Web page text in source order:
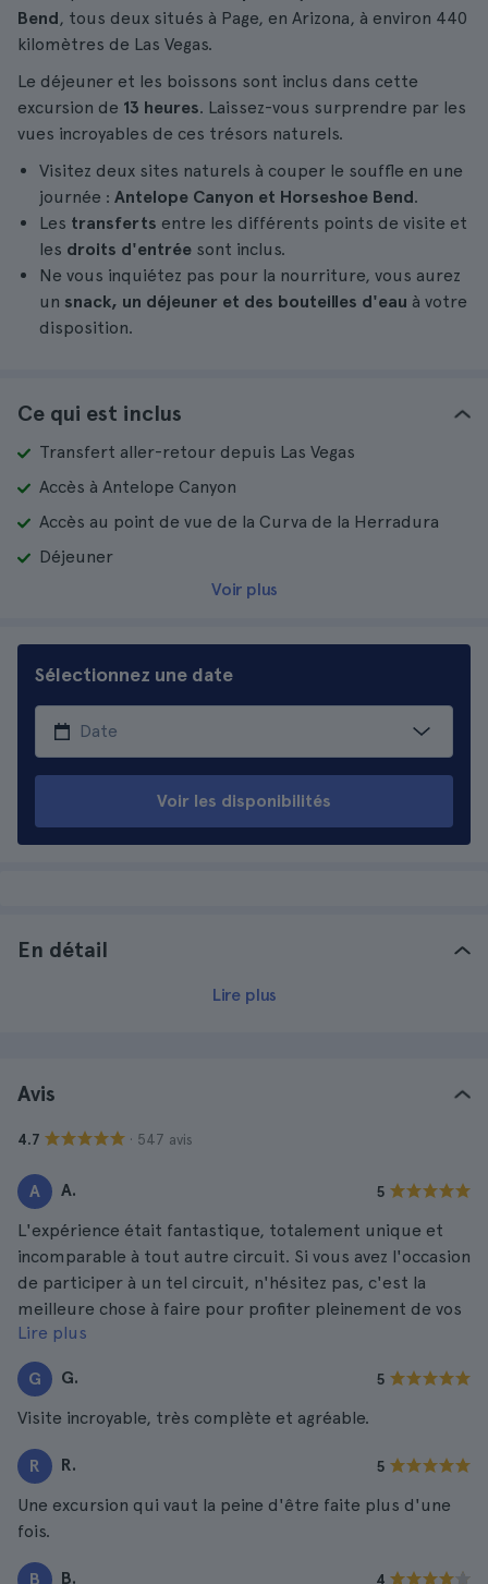
Bend, tous deux situés à Page, en Arizona, à environ 440
kilomètres de Las Vegas.
Le déjeuner et les boissons sont inclus dans cette
excursion de 13 heures. Laissez-vous surprendre par les
vues incroyables de ces trésors naturels.
Visitez deux sites naturels à couper le souffle en une
journée : Antelope Canyon et Horseshoe Bend.
Les transferts entre les différents points de visite et
les droits d'entrée sont inclus.
Ne vous inquiétez pas pour la nourriture, vous aurez
un snack, un déjeuner et des bouteilles d'eau à votre
disposition.
Ce qui est inclus
Transfert aller-retour depuis Las Vegas
Accès à Antelope Canyon
Accès au point de vue de la Curva de la Herradura
Déjeuner
Voir plus
Sélectionnez une date
Voir les disponibilités
En détail
Lire plus
Avis
4.7 · 547 avis
A A. 5
L'expérience était fantastique, totalement unique et
incomparable à tout autre circuit. Si vous avez l'occasion
de participer à un tel circuit, n'hésitez pas, c'est la
meilleure chose à faire pour profiter pleinement de vos
vacances.
Lire plus
G G. 5
Visite incroyable, très complète et agréable.
R R. 5
Une excursion qui vaut la peine d'être faite plus d'une
fois.
B B. 4